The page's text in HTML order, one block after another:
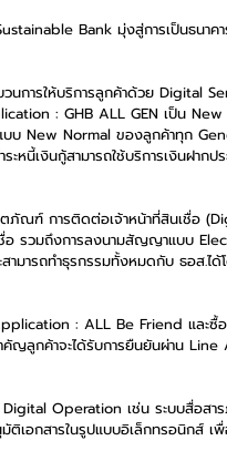
Bank มุ่งสู่การเป็นธนาค
การให้บริการลูกค้าด้วย Digital
: GHB ALL GEN เป็น
New Normal ของลูกค้าทุก
นี้เงินกู้สามารถใช้บริการเงินฝากป
ภัณฑ์ การติดต่อเจ้าหน้าที่สินเชื่อ
อ รวมถึงการลงนามสัญญาแบบ
ามารถทำธุรกรรมทั้งหมดกับ ธอส.ไ
: ALL Be Friend และ
ญลูกค้าจะได้รับการยืนยันผ่าน
Operation เช่น ระบบสื่อสาร
เอกสารในรูปแบบอิเล็กทรอนิกส์ เ